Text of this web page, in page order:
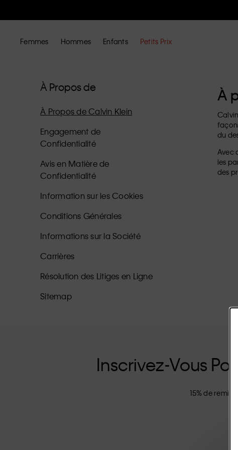
Femmes Hommes Enfants Petits Prix
À Propos de
À Propos de Calvin Klein
Engagement de
Confidentialité
Avis en Matière de
Confidentialité
Information sur les Cookies
Conditions Générales
Informations sur la Société
Carrières
Résolution des Litiges en Ligne
Sitemap
À
du
Avec
les
des
Inscrivez-Vous
15% de